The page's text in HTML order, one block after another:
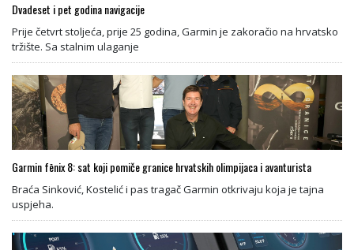
Dvadeset i pet godina navigacije
Prije četvrt stoljeća, prije 25 godina, Garmin je zakoračio na hrvatsko
tržište. Sa stalnim ulaganje
Garmin fēnix 8: sat koji pomiče granice hrvatskih olimpijaca i avanturista
Braća Sinković, Kostelić i pas tragač Garmin otkrivaju koja je tajna
uspjeha.